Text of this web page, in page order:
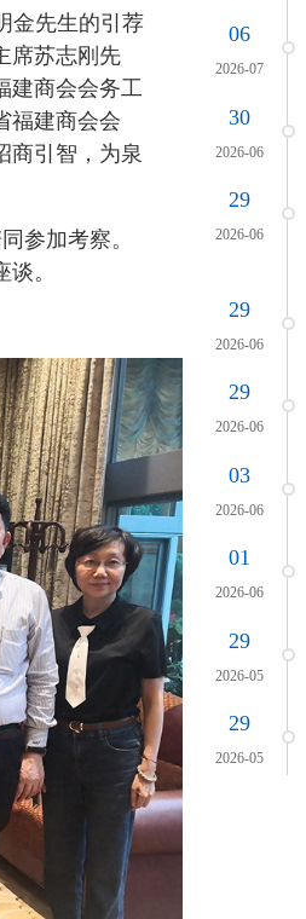
商会代表团参加第六届世界闽商大会
金先生的引荐
席苏志刚先
建商会会务工
福建商会会
商引智，为泉
参加考察。
。
06
2026-07
30
2026-06
29
2026-06
29
2026-06
29
2026-06
03
2026-06
01
2026-06
29
2026-05
29
2026-05